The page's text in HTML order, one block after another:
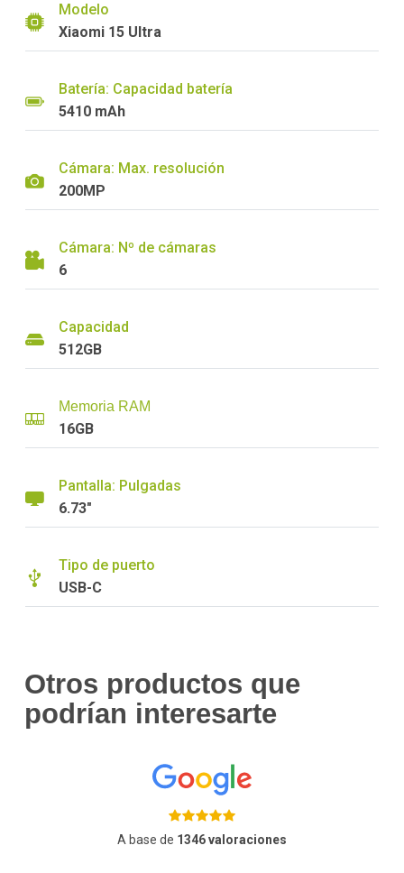
Modelo
Xiaomi 15 Ultra
Batería: Capacidad batería
5410 mAh
Cámara: Max. resolución
200MP
Cámara: Nº de cámaras
6
Capacidad
512GB
Memoria RAM
16GB
Pantalla: Pulgadas
6.73"
Tipo de puerto
USB-C
Otros productos que
podrían interesarte
A base de 1346 valoraciones